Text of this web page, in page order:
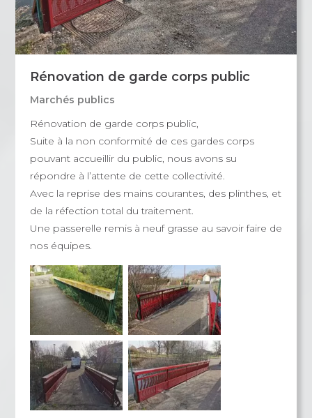
Rénovation de garde corps public
Marchés publics
Rénovation de garde corps public,
Suite à la non conformité de ces gardes corps
pouvant accueillir du public, nous avons su
répondre à l’attente de cette collectivité.
Avec la reprise des mains courantes, des plinthes, et
de la réfection total du traitement.
Une passerelle remis à neuf grasse au savoir faire de
nos équipes.